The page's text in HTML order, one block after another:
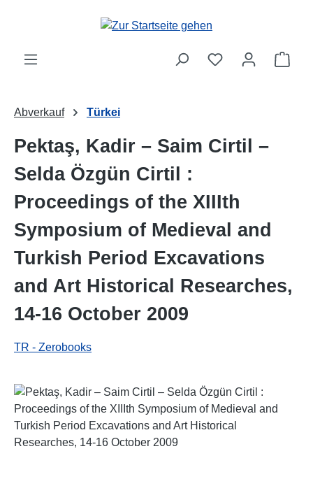
Zum Hauptinhalt springen
Abverkauf Türkei
Pektaş, Kadir – Saim Cirtil –
Selda Özgün Cirtil :
Proceedings of the XIIIth
Symposium of Medieval and
Turkish Period Excavations
and Art Historical Researches,
14-16 October 2009
TR - Zerobooks
Bildergalerie überspringen